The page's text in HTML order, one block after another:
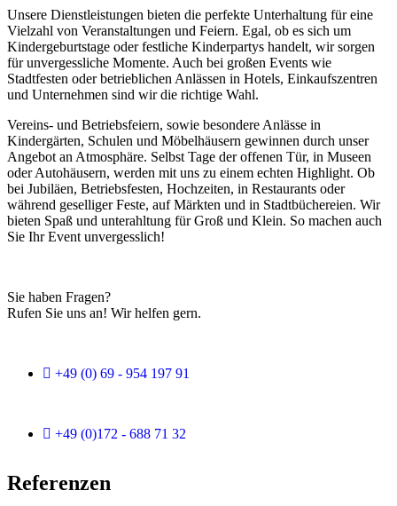
Unsere Dienstleistungen bieten die perfekte Unterhaltung für eine
Vielzahl von Veranstaltungen und Feiern. Egal, ob es sich um
Kindergeburtstage oder festliche Kinderpartys handelt, wir sorgen
für unvergessliche Momente. Auch bei großen Events wie
Stadtfesten oder betrieblichen Anlässen in Hotels, Einkaufszentren
und Unternehmen sind wir die richtige Wahl.
Vereins- und Betriebsfeiern, sowie besondere Anlässe in
Kindergärten, Schulen und Möbelhäusern gewinnen durch unser
Angebot an Atmosphäre. Selbst Tage der offenen Tür, in Museen
oder Autohäusern, werden mit uns zu einem echten Highlight. Ob
bei Jubiläen, Betriebsfesten, Hochzeiten, in Restaurants oder
während geselliger Feste, auf Märkten und in Stadtbüchereien. Wir
bieten Spaß und unterahltung für Groß und Klein. So machen auch
Sie Ihr Event unvergesslich!
Sie haben Fragen?
Rufen Sie uns an! Wir helfen gern.
+49 (0) 69 - 954 197 91
+49 (0)172 - 688 71 32
Referenzen